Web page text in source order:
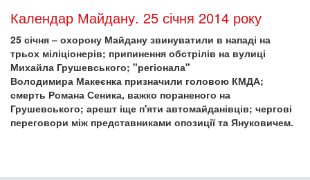
Календар Майдану. 25 січня 2014 року
25 січня – охорону Майдану звинуватили в нападі на
трьох міліціонерів; припинення обстрілів на вулиці
Михайла Грушевського; "регіонала"
Володимира Макеєнка призначили головою КМДА;
смерть Романа Сеника, важко пораненого на
Грушевського; арешт іще п'яти автомайданівців; чергові
переговори між представниками опозиції та Януковичем.